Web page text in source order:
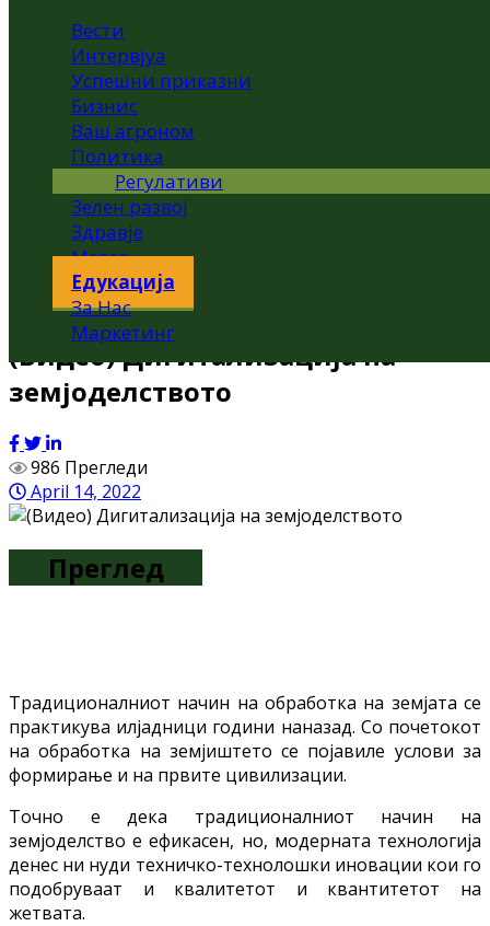
Вести
Интервјуа
Успешни приказни
Бизнис
Ваш агроном
Политика
Регулативи
Зелен развој
Здравје
Метео
Едукација
За Нас
Маркетинг
(Видео) Дигитализација на
земјоделството
986 Прегледи
April 14, 2022
Преглед
Традиционалниот начин на обработка на земјата се
практикува илјадници години наназад. Со почетокот
на обработка на земјиштето се појавиле услови за
формирање и на првите цивилизации.
Точно е дека традиционалниот начин на
земјоделство е ефикасен, но, модерната технологија
денес ни нуди техничко-технолошки иновации кои го
подобруваат и квалитетот и квантитетот на
жетвата.